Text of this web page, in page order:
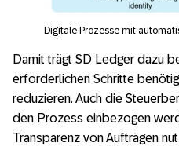
Digitale Prozesse mit
Damit trägt SD Ledger dazu
erforderlichen Schritte
reduzieren. Auch die
den Prozess einbezogen
Transparenz von Aufträgen